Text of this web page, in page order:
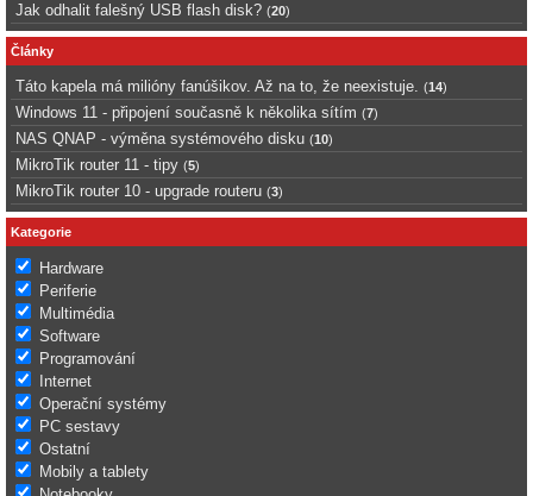
Jak odhalit falešný USB flash disk? (20)
Články
Táto kapela má milióny fanúšikov. Až na to, že neexistuje. (14)
Windows 11 - připojení současně k několika sítím (7)
NAS QNAP - výměna systémového disku (10)
MikroTik router 11 - tipy (5)
MikroTik router 10 - upgrade routeru (3)
Kategorie
Hardware
Periferie
Multimédia
Software
Programování
Internet
Operační systémy
PC sestavy
Ostatní
Mobily a tablety